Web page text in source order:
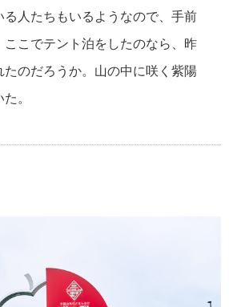
る人たちもいるようなので、手前
ここでテント泊をしたのなら、昨
たのだろうか。山の中に咲く紫陽
。